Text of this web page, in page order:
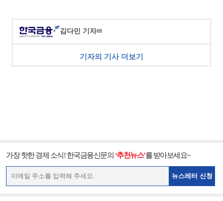
김다민 기자✉
기자의 기사 더보기
가장 핫한 경제 소식! 한국금융신문의 ‘추천뉴스’를 받아보세요~
뉴스레터 신청